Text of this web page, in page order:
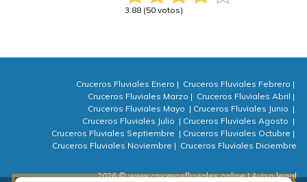
3.88 (50 votos)
Cruceros Fluviales Enero | Cruceros Fluviales Febrero |
Cruceros Fluviales Marzo | Cruceros Fluviales Abril |
Cruceros Fluviales Mayo | Cruceros Fluviales Junio |
Cruceros Fluviales Julio | Cruceros Fluviales Agosto |
Cruceros Fluviales Septiembre | Cruceros Fluviales Octubre |
Cruceros Fluviales Noviembre | Cruceros Fluviales Diciembre
2026 © www.crucerosfluviales.online | Aviso legal